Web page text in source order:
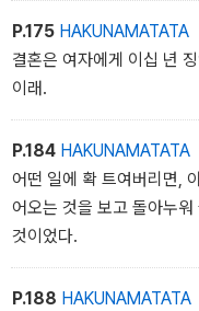
P.175 HAKUNAMATATA
결혼은 여자에게 이십 년 징역이고, 남자에겐 평생
이래.
P.184 HAKUNAMATATA
어떤 일에 확 트여버리면, 아주 뛰어나
어오는 것을 보고 돌아누
것이었다.
P.188 HAKUNAMATATA